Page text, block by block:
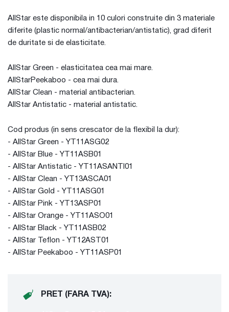
AllStar este disponibila in 10 culori construite din 3 materiale
diferite (plastic normal/antibacterian/antistatic), grad diferit
de duritate si de elasticitate.
AllStar Green - elasticitatea cea mai mare.
AllStarPeekaboo - cea mai dura.
AllStar Clean - material antibacterian.
AllStar Antistatic - material antistatic.
Cod produs (in sens crescator de la flexibil la dur):
- AllStar Green - YT11ASG02
- AllStar Blue - YT11ASB01
- AllStar Antistatic - YT11ASANTI01
- AllStar Clean - YT13ASCA01
- AllStar Gold - YT11ASG01
- AllStar Pink - YT13ASP01
- AllStar Orange - YT11ASO01
- AllStar Black - YT11ASB02
- AllStar Teflon - YT12AST01
- AllStar Peekaboo - YT11ASP01
PRET (FARA TVA):